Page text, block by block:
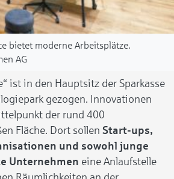
bietet moderne Arbeitsplätze.
AG
ist in den Hauptsitz der Sparkasse
gezogen. Innovationen
der rund 400
Fläche. Dort sollen Start-ups,
und sowohl junge
Unternehmen eine Anlaufstelle